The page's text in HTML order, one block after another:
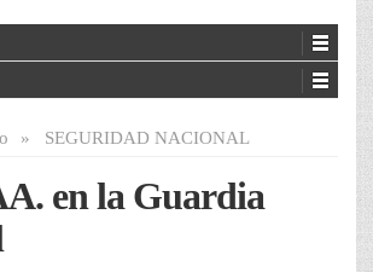
» SEGURIDAD NACIONAL
en la Guardia